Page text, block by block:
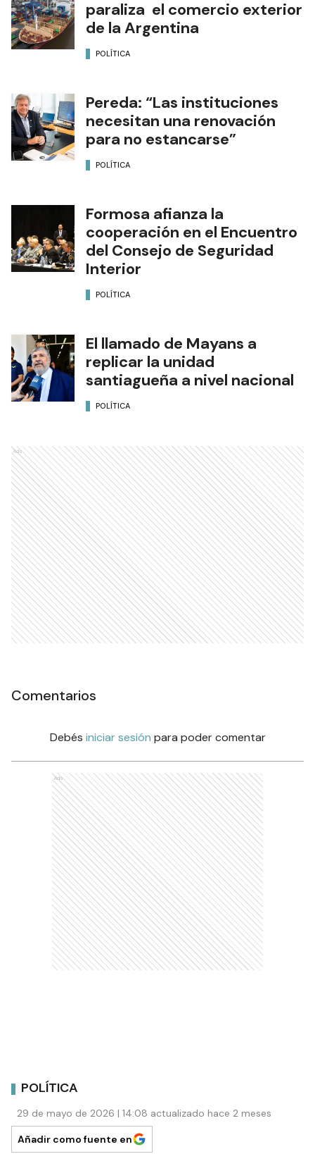
paraliza el comercio exterior
de la Argentina
POLÍTICA
Pereda: “Las instituciones
necesitan una renovación
para no estancarse”
POLÍTICA
Formosa afianza la
cooperación en el Encuentro
del Consejo de Seguridad
Interior
POLÍTICA
El llamado de Mayans a
replicar la unidad
santiagueña a nivel nacional
POLÍTICA
Ads
Comentarios
Debés iniciar sesión para poder comentar
Ads
POLÍTICA
29 de mayo de 2026 | 14:08 actualizado hace 2 meses
Añadir como fuente en